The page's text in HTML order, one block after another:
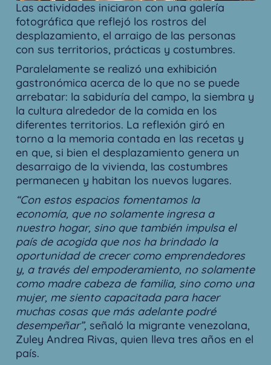
Las actividades iniciaron con una galería
fotográfica que reflejó los rostros del
desplazamiento, el arraigo de las personas
con sus territorios, prácticas y costumbres.
Paralelamente se realizó una exhibición
gastronómica acerca de lo que no se puede
arrebatar: la sabiduría del campo, la siembra y
la cultura alrededor de la comida en los
diferentes territorios. La reflexión giró en
torno a la memoria contada en las recetas y
en que, si bien el desplazamiento genera un
desarraigo de la vivienda, las costumbres
permanecen y habitan los nuevos lugares.
“Con estos espacios fomentamos la
economía, que no solamente ingresa a
nuestro hogar, sino que también impulsa el
país de acogida que nos ha brindado la
oportunidad de crecer como emprendedores
y, a través del empoderamiento, no solamente
como madre cabeza de familia, sino como una
mujer, me siento capacitada para hacer
muchas cosas que más adelante podré
desempeñar”, señaló la migrante venezolana,
Zuley Andrea Rivas, quien lleva tres años en el
país.